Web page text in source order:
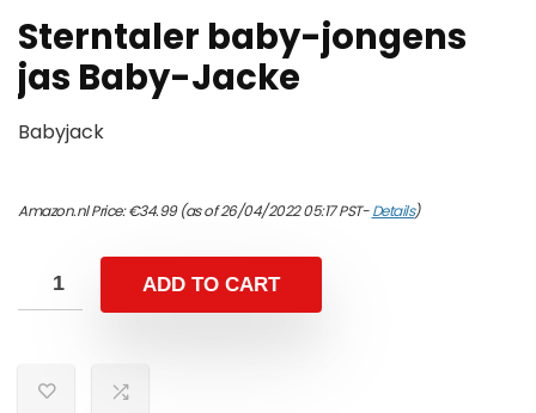
Sterntaler baby-jongens
jas Baby-Jacke
Babyjack
Amazon.nl Price:€34.99(as of 26/04/2022 05:17 PST-Details)
ADD TO CART